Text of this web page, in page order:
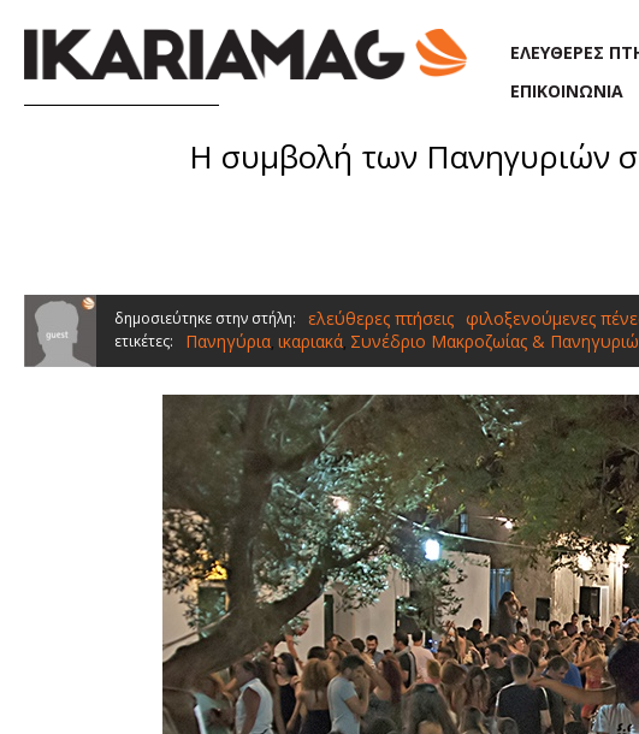
ΕΛΕΥΘΕΡΕΣ
ΕΠΙΚΟΙΝΩΝΙΑ
Η συμβολή των Πανηγυριών
δημοσιεύτηκε στην στήλη: ελεύθερες πτήσεις φιλοξενούμενες
ετικέτες: Πανηγύρια, ικαριακά, Συνέδριο Μακροζωίας &